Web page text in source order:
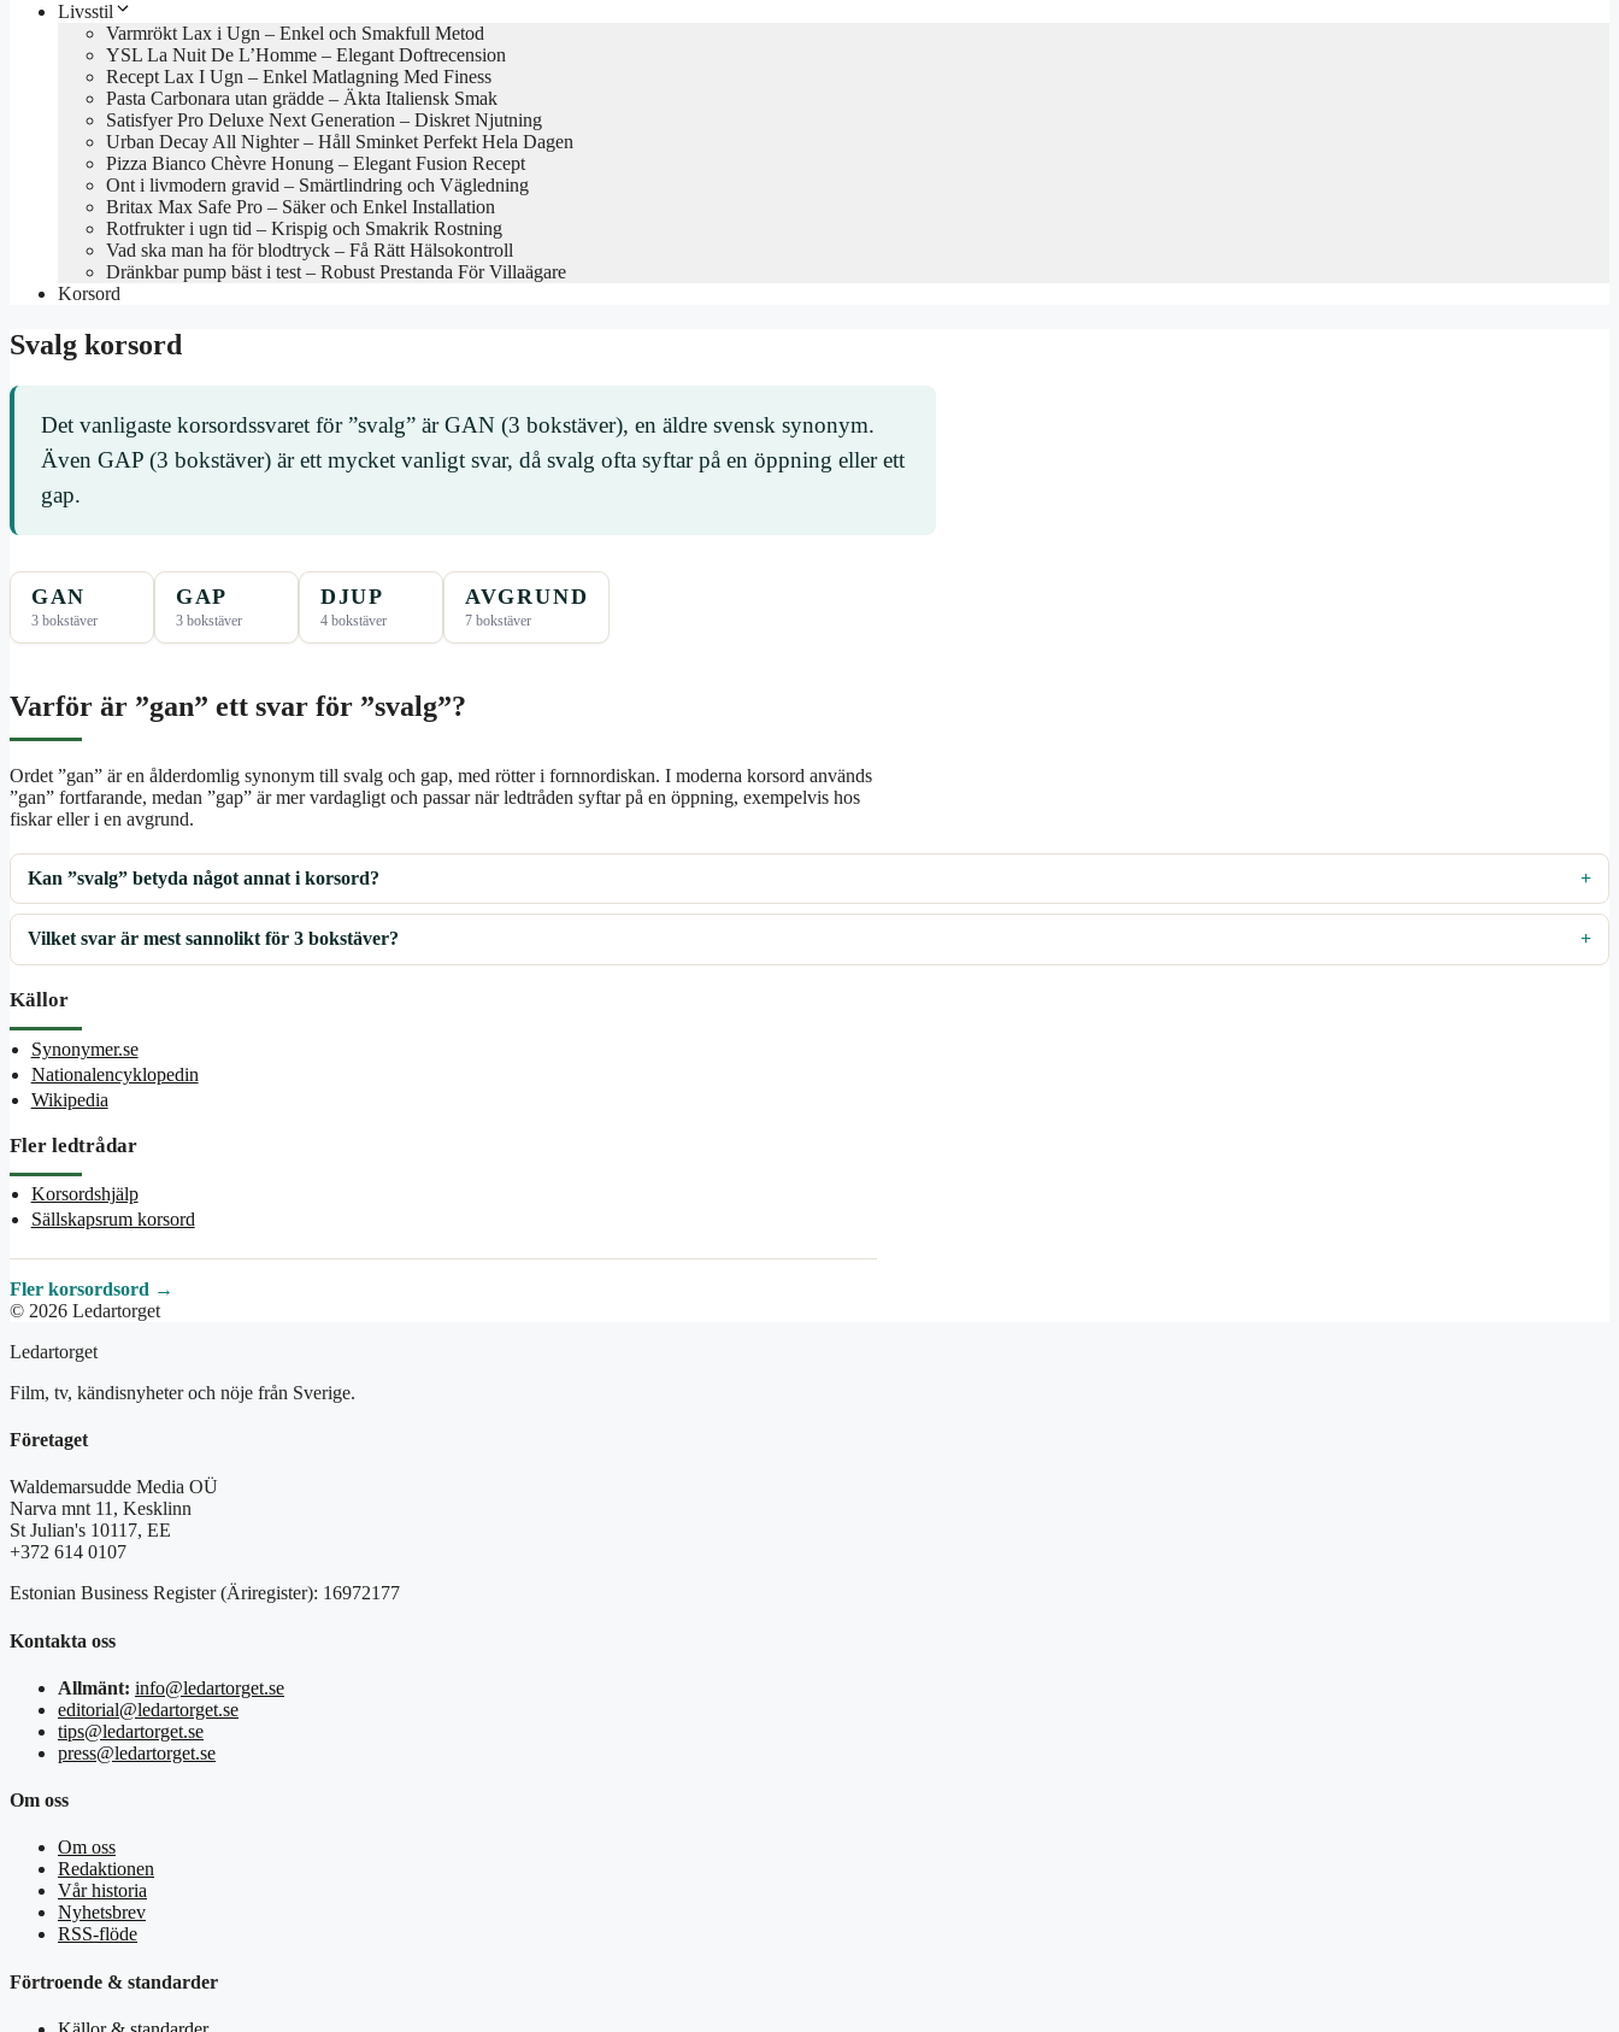
Livsstil
Varmrökt Lax i Ugn – Enkel och Smakfull Metod
YSL La Nuit De L’Homme – Elegant Doftrecension
Recept Lax I Ugn – Enkel Matlagning Med Finess
Pasta Carbonara utan grädde – Äkta Italiensk Smak
Satisfyer Pro Deluxe Next Generation – Diskret Njutning
Urban Decay All Nighter – Håll Sminket Perfekt Hela Dagen
Pizza Bianco Chèvre Honung – Elegant Fusion Recept
Ont i livmodern gravid – Smärtlindring och Vägledning
Britax Max Safe Pro – Säker och Enkel Installation
Rotfrukter i ugn tid – Krispig och Smakrik Rostning
Vad ska man ha för blodtryck – Få Rätt Hälsokontroll
Dränkbar pump bäst i test – Robust Prestanda För Villaägare
Korsord
Svalg korsord
Det vanligaste korsordssvaret för ”svalg” är GAN (3 bokstäver), en äldre svensk synonym.
Även GAP (3 bokstäver) är ett mycket vanligt svar, då svalg ofta syftar på en öppning eller ett
gap.
GAN
3 bokstäver
GAP
3 bokstäver
DJUP
4 bokstäver
AVGRUND
7 bokstäver
Varför är ”gan” ett svar för ”svalg”?
Ordet ”gan” är en ålderdomlig synonym till svalg och gap, med rötter i fornnordiskan. I moderna korsord används
”gan” fortfarande, medan ”gap” är mer vardagligt och passar när ledtråden syftar på en öppning, exempelvis hos
fiskar eller i en avgrund.
Kan ”svalg” betyda något annat i korsord?
Vilket svar är mest sannolikt för 3 bokstäver?
Källor
Synonymer.se
Nationalencyklopedin
Wikipedia
Fler ledtrådar
Korsordshjälp
Sällskapsrum korsord
Fler korsordsord →
© 2026 Ledartorget
Ledartorget
Film, tv, kändisnyheter och nöje från Sverige.
Företaget
Waldemarsudde Media OÜ
Narva mnt 11, Kesklinn
St Julian's 10117, EE
+372 614 0107
Estonian Business Register (Äriregister): 16972177
Kontakta oss
Allmänt: info@ledartorget.se
editorial@ledartorget.se
tips@ledartorget.se
press@ledartorget.se
Om oss
Om oss
Redaktionen
Vår historia
Nyhetsbrev
RSS-flöde
Förtroende & standarder